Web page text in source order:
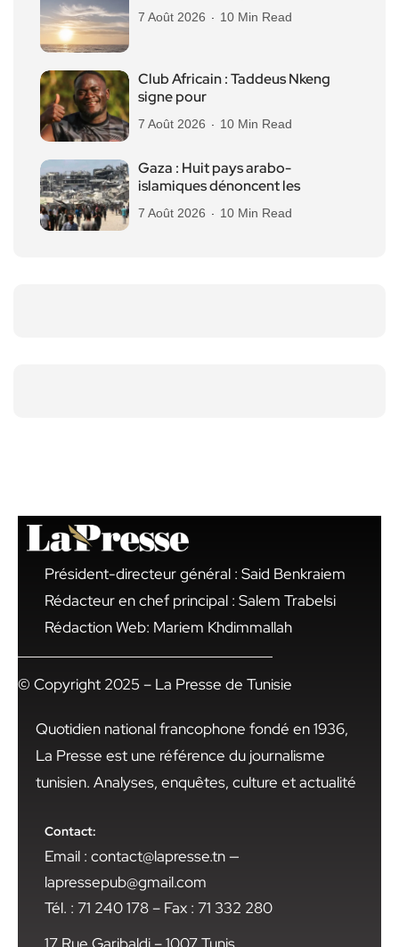
7 Août 2026 10 Min Read
Club Africain : Taddeus Nkeng
signe pour
7 Août 2026 10 Min Read
Gaza : Huit pays arabo-
islamiques dénoncent les
7 Août 2026 10 Min Read
Président-directeur général : Said Benkraiem
Rédacteur en chef principal : Salem Trabelsi
Rédaction Web: Mariem Khdimmallah
© Copyright 2025 – La Presse de Tunisie
Quotidien national francophone fondé en 1936,
La Presse est une référence du journalisme
tunisien. Analyses, enquêtes, culture et actualité
Contact:
Email : contact@lapresse.tn —
lapressepub@gmail.com
Tél. : 71 240 178 – Fax : 71 332 280